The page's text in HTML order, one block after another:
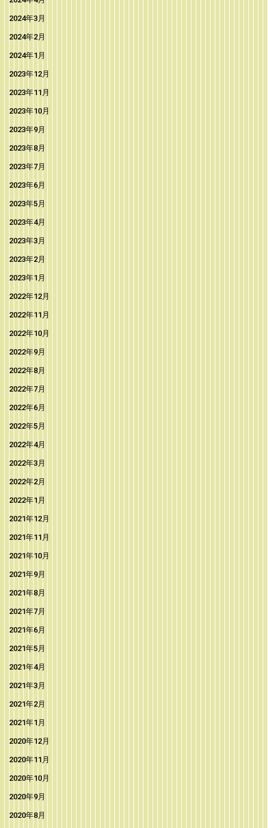
2024年3月
2024年2月
2024年1月
2023年12月
2023年11月
2023年10月
2023年9月
2023年8月
2023年7月
2023年6月
2023年5月
2023年4月
2023年3月
2023年2月
2023年1月
2022年12月
2022年11月
2022年10月
2022年9月
2022年8月
2022年7月
2022年6月
2022年5月
2022年4月
2022年3月
2022年2月
2022年1月
2021年12月
2021年11月
2021年10月
2021年9月
2021年8月
2021年7月
2021年6月
2021年5月
2021年4月
2021年3月
2021年2月
2021年1月
2020年12月
2020年11月
2020年10月
2020年9月
2020年8月